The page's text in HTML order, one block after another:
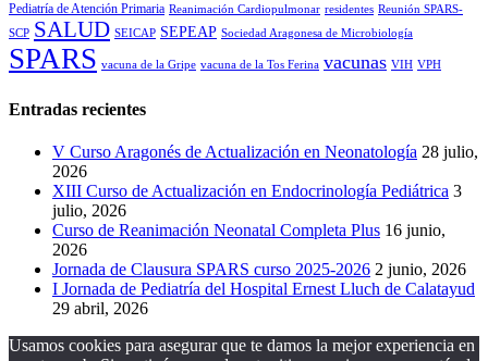
Pediatría de Atención Primaria Reanimación Cardiopulmonar residentes Reunión SPARS-
SCP SALUD SEICAP SEPEAP Sociedad Aragonesa de Microbiología
SPARS vacuna de la Gripe vacuna de la Tos Ferina vacunas VIH VPH
Entradas recientes
V Curso Aragonés de Actualización en Neonatología 28 julio,
2026
XIII Curso de Actualización en Endocrinología Pediátrica 3
julio, 2026
Curso de Reanimación Neonatal Completa Plus 16 junio,
2026
Jornada de Clausura SPARS curso 2025-2026 2 junio, 2026
I Jornada de Pediatría del Hospital Ernest Lluch de Calatayud
29 abril, 2026
Usamos cookies para asegurar que te damos la mejor experiencia en